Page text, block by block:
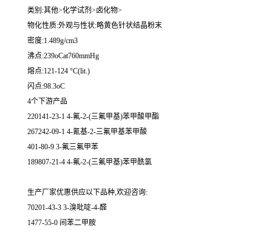
类别:其他>化学试剂>卤化物>
物化性质:外观与性状:略黄色针状结晶粉末
密度:1.489g/cm3
沸点:239oCat760mmHg
熔点:121-124 °C(lit.)
闪点:98.3oC
4个下游产品
220141-23-1 4-氟-2-(三氟甲基)苯甲酸甲酯
267242-09-1 4-氰基-2-三氟甲基苯甲酸
401-80-9 3-氟三氟甲苯
189807-21-4 4-氟-2-(三氟甲基)苯甲酰氯
生产厂家优惠供应以下品种,欢迎咨询:
70201-43-3 3-溴吡啶-4-醛
1477-55-0 间苯二甲胺